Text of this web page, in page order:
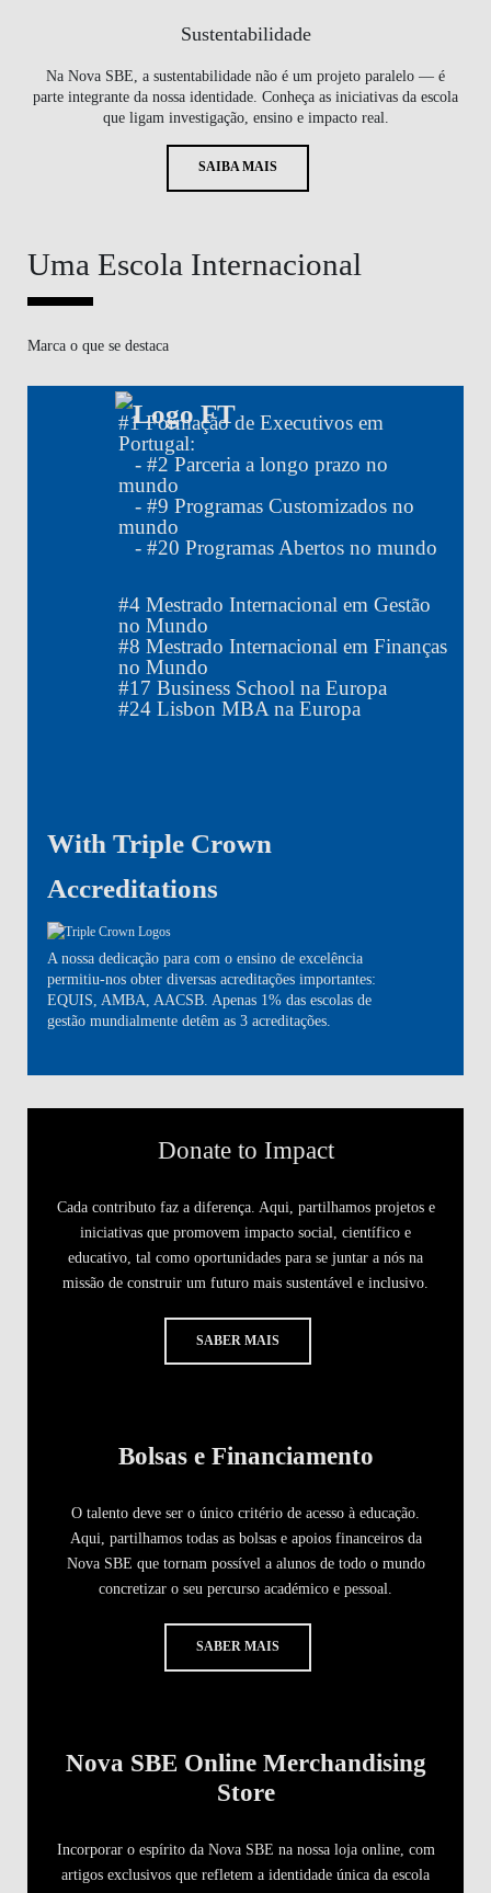
Sustentabilidade
Na Nova SBE, a sustentabilidade não é um projeto paralelo — é
parte integrante da nossa identidade. Conheça as iniciativas da escola
que ligam investigação, ensino e impacto real.
SAIBA MAIS
Uma Escola Internacional
Marca o que se destaca
#1Formação de Executivos em
Portugal:
- #2 Parceria a longo prazo no
mundo
- #9 Programas Customizados no
mundo
- #20 Programas Abertos no mundo
#4Mestrado Internacional em Gestão
no Mundo
#8 Mestrado Internacional em Finanças
no Mundo
#17 Business School na Europa
#24Lisbon MBA na Europa
With Triple Crown
Accreditations
A nossa dedicação para com o ensino de excelência
permitiu-nos obter diversas acreditações importantes:
EQUIS, AMBA, AACSB. Apenas 1% das escolas de
gestão mundialmente detêm as 3 acreditações.
Donate to Impact
Cada contributo faz a diferença. Aqui, partilhamos projetos e
iniciativas que promovem impacto social, científico e
educativo, tal como oportunidades para se juntar a nós na
missão de construir um futuro mais sustentável e inclusivo.
SABER MAIS
Bolsas e Financiamento
O talento deve ser o único critério de acesso à educação.
Aqui, partilhamos todas as bolsas e apoios financeiros da
Nova SBE que tornam possível a alunos de todo o mundo
concretizar o seu percurso académico e pessoal.
SABER MAIS
Nova SBE Online Merchandising
Store
Incorporar o espírito da Nova SBE na nossa loja online, com
artigos exclusivos que refletem a identidade única da escola